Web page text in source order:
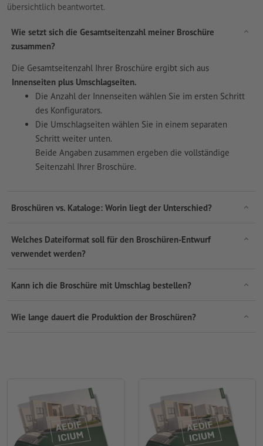
übersichtlich beantwortet.
Wie setzt sich die Gesamtseitenzahl meiner Broschüre
zusammen?
Die Gesamtseitenzahl Ihrer Broschüre ergibt sich aus
Innenseiten plus Umschlagseiten.
Die Anzahl der Innenseiten wählen Sie im ersten Schritt
des Konfigurators.
Die Umschlagseiten wählen Sie in einem separaten
Schritt weiter unten.
Beide Angaben zusammen ergeben die vollständige
Seitenzahl Ihrer Broschüre.
Broschüren vs. Kataloge: Worin liegt der Unterschied?
Welches Dateiformat soll für den Broschüren-Entwurf
verwendet werden?
Kann ich die Broschüre mit Umschlag bestellen?
Wie lange dauert die Produktion der Broschüren?